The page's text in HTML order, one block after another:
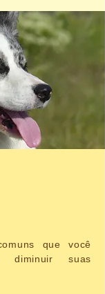
que você
diminuir suas